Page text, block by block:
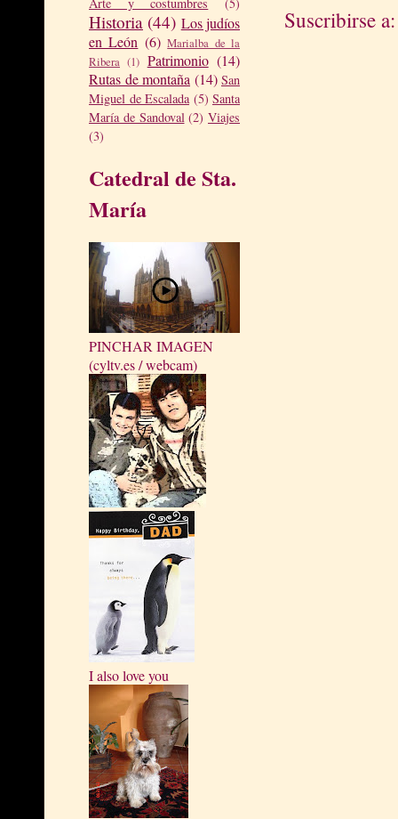
Historia (44) Los judíos
en León (6) Marialba de la
Ribera (1) Patrimonio (14)
Rutas de montaña (14) San
Miguel de Escalada (5) Santa
María de Sandoval (2) Viajes
(3)
Catedral de Sta.
María
PINCHAR IMAGEN
(cyltv.es / webcam)
I also love you
Suscribirse